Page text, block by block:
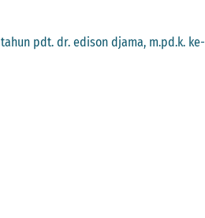
pdt. dr. edison djama, m.pd.k. ke-